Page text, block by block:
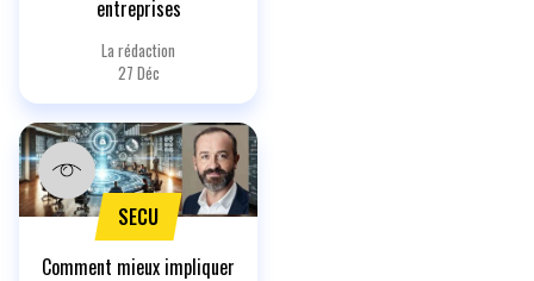
entreprises
La rédaction
27 Déc
SECU
Comment mieux impliquer